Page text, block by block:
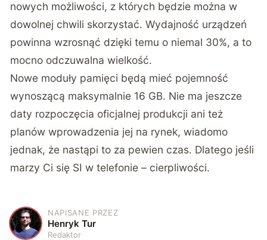
nowych możliwości, z których będzie można w
dowolnej chwili skorzystać. Wydajność urządzeń
powinna wzrosnąć dzięki temu o niemal 30%, a to
mocno odczuwalna wielkość.
Nowe moduły pamięci będą mieć pojemność
wynoszącą maksymalnie 16 GB. Nie ma jeszcze
daty rozpoczęcia oficjalnej produkcji ani też
planów wprowadzenia jej na rynek, wiadomo
jednak, że nastąpi to za pewien czas. Dlatego jeśli
marzy Ci się SI w telefonie – cierpliwości.
H
NAPISANE PRZEZ
Henryk Tur
Redaktor